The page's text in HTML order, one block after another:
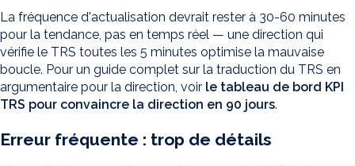
La fréquence d'actualisation devrait rester à 30-60 minutes
pour la tendance, pas en temps réel — une direction qui
vérifie le TRS toutes les 5 minutes optimise la mauvaise
boucle. Pour un guide complet sur la traduction du TRS en
argumentaire pour la direction, voir le tableau de bord KPI
TRS pour convaincre la direction en 90 jours.
Erreur fréquente : trop de détails